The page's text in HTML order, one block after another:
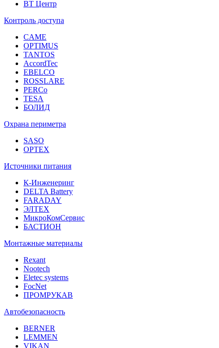
ВТ Центр
Контроль доступа
CAME
OPTIMUS
TANTOS
AccordTec
EBELCO
ROSSLARE
PERCo
TESA
БОЛИД
Охрана периметра
SASO
OPTEX
Источники питания
К-Инженеринг
DELTA Battery
FARADAY
ЭЛТЕХ
МикроКомСервис
БАСТИОН
Монтажные материалы
Rexant
Nootech
Eletec systems
FocNet
ПРОМРУКАВ
Автобезопасность
BERNER
LEMMEN
VIKAN